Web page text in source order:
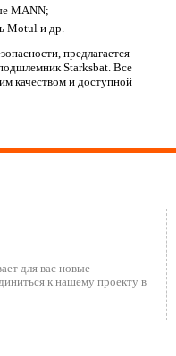
MANN;
Motul и др.
предлагается
Starksbat. Все
качеством и доступной
для вас новые
к нашему проекту в